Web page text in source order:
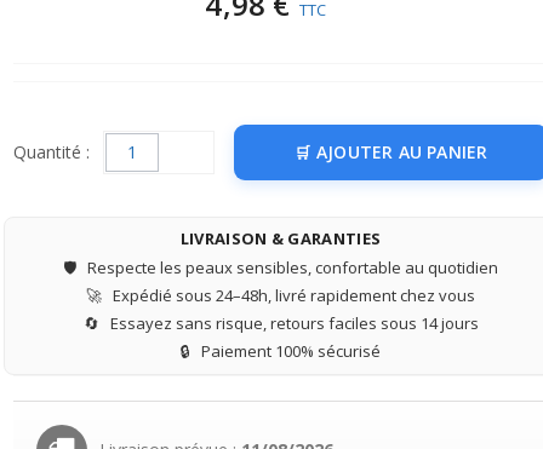
TTC
Quantité : AJOUTER AU PANIER
LIVRAISON & GARANTIES
🛡️ Respecte les peaux sensibles, confortable au quotidien
🚀 Expédié sous 24–48h, livré rapidement chez vous
🔄 Essayez sans risque, retours faciles sous 14 jours
🔒 Paiement 100% sécurisé